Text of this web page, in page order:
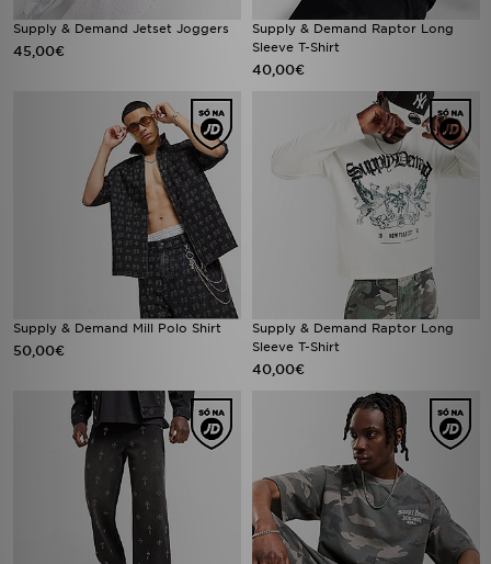
Supply & Demand Jetset Joggers
45,00€
Supply & Demand Raptor Long
Sleeve T-Shirt
40,00€
Supply & Demand Mill Polo Shirt
50,00€
Supply & Demand Raptor Long
Sleeve T-Shirt
40,00€